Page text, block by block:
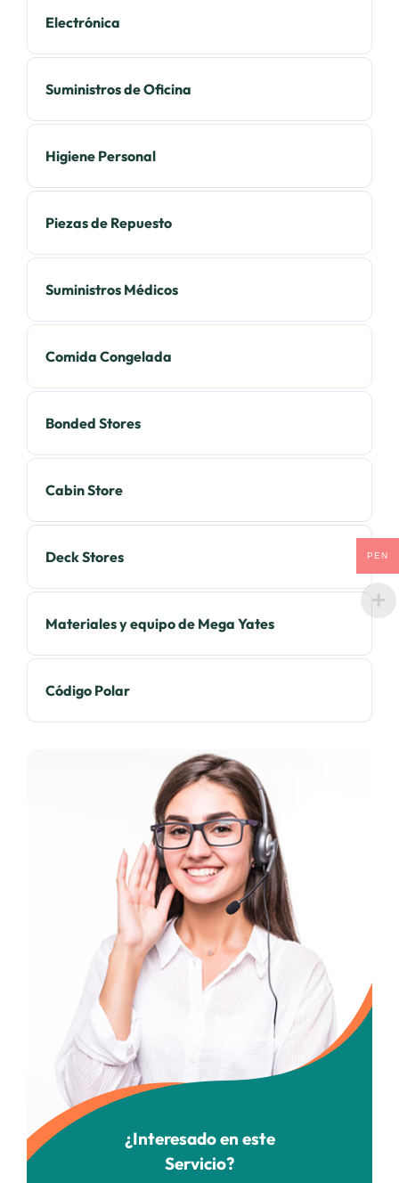
Electrónica
Suministros de Oficina
Higiene Personal
Piezas de Repuesto
Suministros Médicos
Comida Congelada
Bonded Stores
Cabin Store
Deck Stores
Materiales y equipo de Mega Yates
Código Polar
¿Interesado en este
Servicio?
PEN